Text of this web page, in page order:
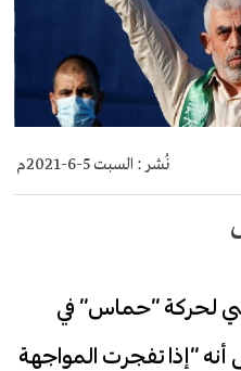
نُشر : السبت 5-6-2021م
لحركة “حماس” في
أنه “إذا تفجرت المواجهة